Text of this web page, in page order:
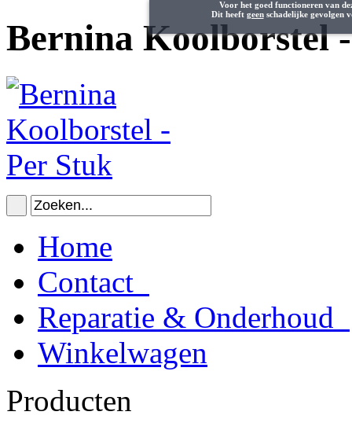
Voor het goed functioneren van
Dit heeft geenschadelijke gevolgen
Bernina Koolborstel
Home
Contact
Reparatie & Onderhoud
Winkelwagen
Producten